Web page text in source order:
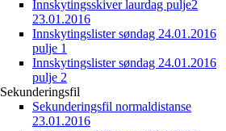
Innskytingsskiver laurdag pulje2
23.01.2016
Innskytingslister søndag 24.01.2016
pulje 1
Innskytingslister søndag 24.01.2016
pulje 2
Sekunderingsfil
Sekunderingsfil normaldistanse
23.01.2016